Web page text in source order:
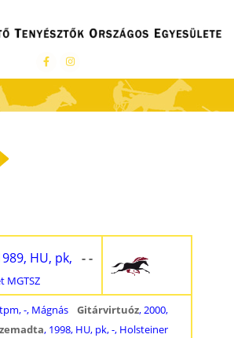
HU, pk, - -
MGTSZ
-, Mágnás Gitárvirtuóz, 2000,
, 1998, HU, pk, -, Holsteiner